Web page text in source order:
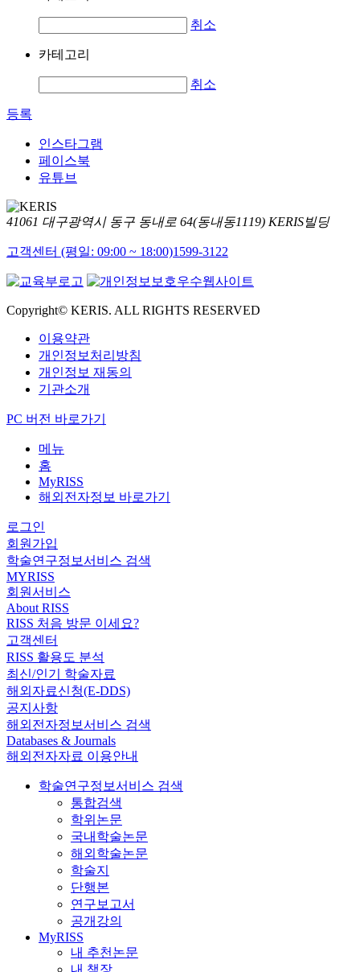
취소
카테고리
취소
등록
인스타그램
페이스북
유튜브
41061 대구광역시 동구 동내로 64(동내동1119) KERIS빌딩
고객센터 (평일: 09:00 ~ 18:00)1599-3122
Copyright© KERIS. ALL RIGHTS RESERVED
이용약관
개인정보처리방침
개인정보 재동의
기관소개
PC 버전 바로가기
메뉴
홈
MyRISS
해외전자정보 바로가기
로그인
회원가입
학술연구정보서비스 검색
MYRISS
회원서비스
About RISS
RISS 처음 방문 이세요?
고객센터
RISS 활용도 분석
최신/인기 학술자료
해외자료신청(E-DDS)
공지사항
해외전자정보서비스 검색
Databases & Journals
해외전자자료 이용안내
학술연구정보서비스 검색
통합검색
학위논문
국내학술논문
해외학술논문
학술지
단행본
연구보고서
공개강의
MyRISS
내 추천논문